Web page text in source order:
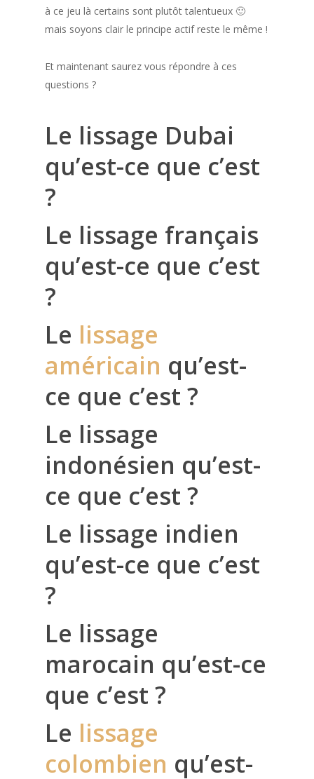
à ce jeu là certains sont plutôt talentueux 🙂
mais soyons clair le principe actif reste le même !
Et maintenant saurez vous répondre à ces
questions ?
Le lissage Dubai
qu’est-ce que c’est
?
Le lissage français
qu’est-ce que c’est
?
Le lissage
américain qu’est-
ce que c’est ?
Le lissage
indonésien qu’est-
ce que c’est ?
Le lissage indien
qu’est-ce que c’est
?
Le lissage
marocain qu’est-ce
que c’est ?
Le lissage
colombien qu’est-